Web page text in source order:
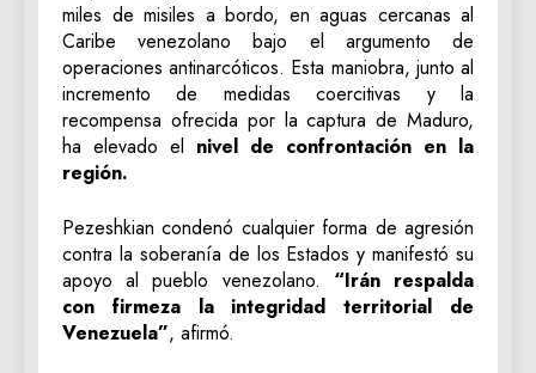
miles de misiles a bordo, en aguas cercanas al
Caribe venezolano bajo el argumento de
operaciones antinarcóticos. Esta maniobra, junto al
incremento de medidas coercitivas y la
recompensa ofrecida por la captura de Maduro,
ha elevado el nivel de confrontación en la
región.
Pezeshkian condenó cualquier forma de agresión
contra la soberanía de los Estados y manifestó su
apoyo al pueblo venezolano. “Irán respalda
con firmeza la integridad territorial de
Venezuela”, afirmó.